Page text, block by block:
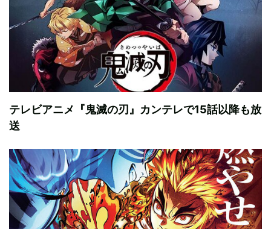
テレビアニメ『鬼滅の刃』カンテレで15話以降も放
送